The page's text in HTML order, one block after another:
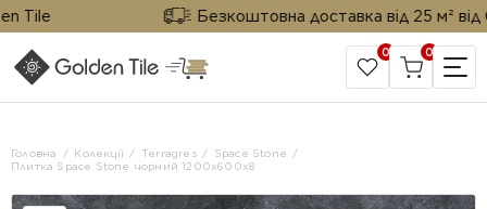
Безкоштовна доставка від 25 м² від
САЙТ КОМПАНІЇ
0 0
Головна Колекції Terragres
Space Stone
Плитка Space Stone чорний 1200х600х8